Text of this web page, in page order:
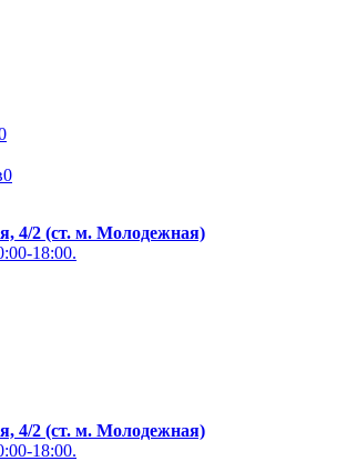
0
4/2 (ст. м. Молодежная)
18:00.
4/2 (ст. м. Молодежная)
18:00.